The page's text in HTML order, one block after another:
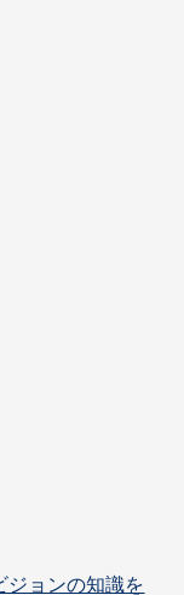
ジョンの知識を